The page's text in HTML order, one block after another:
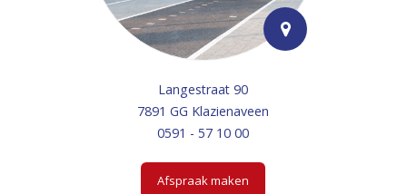
Langestraat 90
7891 GG Klazienaveen
0591 - 57 10 00
Afspraak maken